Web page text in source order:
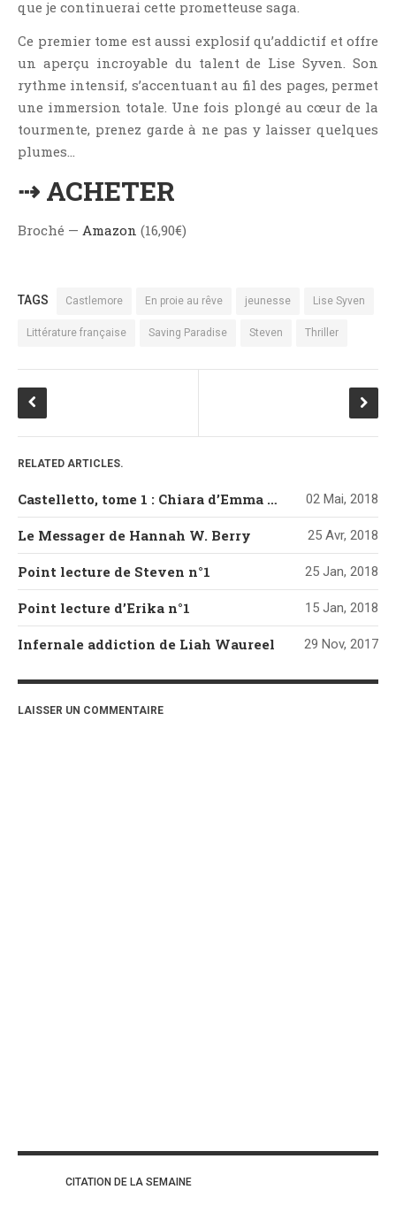
que je continuerai cette prometteuse saga.
Ce premier tome est aussi explosif qu’addictif et offre
un aperçu incroyable du talent de Lise Syven. Son
rythme intensif, s’accentuant au fil des pages, permet
une immersion totale. Une fois plongé au cœur de la
tourmente, prenez garde à ne pas y laisser quelques
plumes…
⇢ ACHETER
Broché — Amazon (16,90€)
TAGS Castlemore En proie au rêve jeunesse Lise Syven
Littérature française Saving Paradise Steven Thriller
RELATED ARTICLES.
Castelletto, tome 1 : Chiara d’Emma Mars 02 Mai, 2018
Le Messager de Hannah W. Berry 25 Avr, 2018
Point lecture de Steven n°1 25 Jan, 2018
Point lecture d’Erika n°1 15 Jan, 2018
Infernale addiction de Liah Waureel 29 Nov, 2017
LAISSER UN COMMENTAIRE
CITATION DE LA SEMAINE